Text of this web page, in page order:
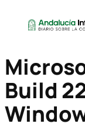
Build